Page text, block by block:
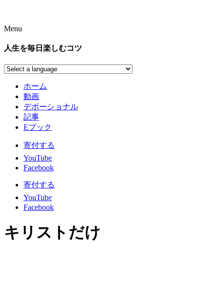
Menu
人生を毎日楽しむコツ
ホーム
動画
デボーショナル
記事
Eブック
寄付する
YouTube
Facebook
寄付する
YouTube
Facebook
キリストだけ